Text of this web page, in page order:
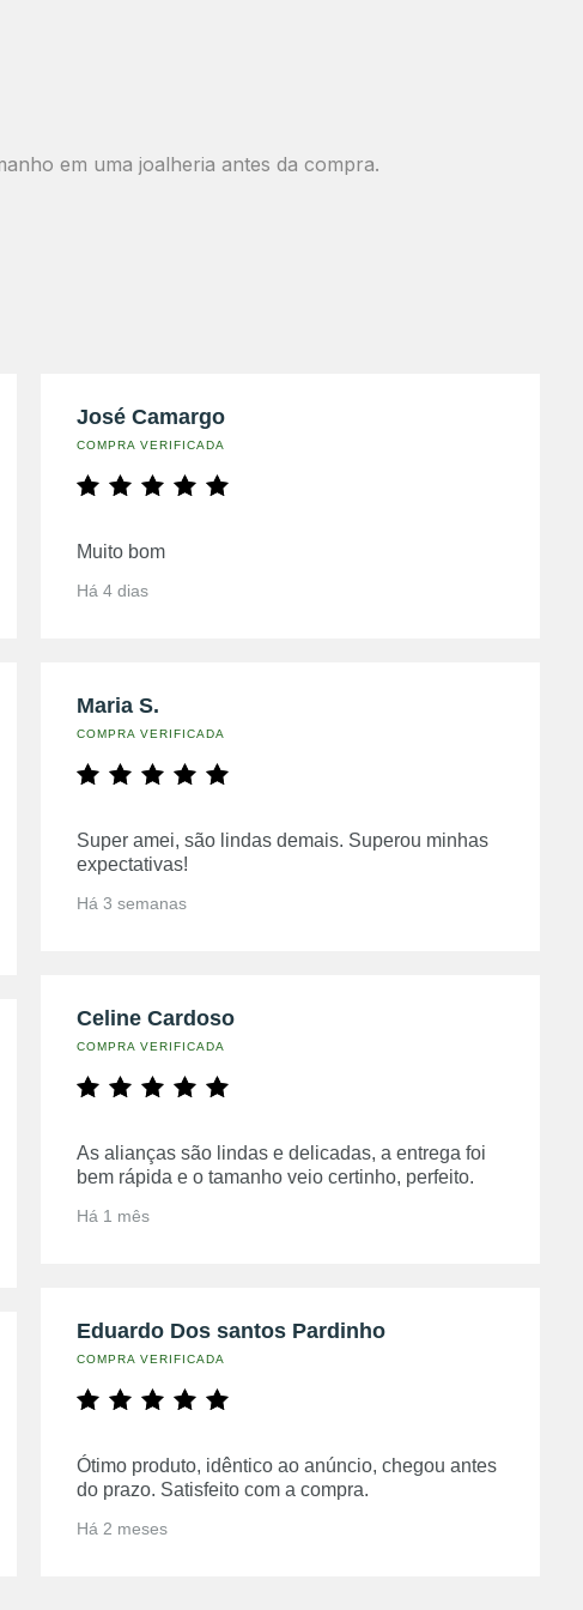
em uma joalheria antes da compra.
José Camargo
COMPRA VERIFICADA
Muito bom
Há 4 dias
Maria S.
COMPRA VERIFICADA
Super amei, são lindas demais. Superou minhas
expectativas!
Há 3 semanas
Celine Cardoso
COMPRA VERIFICADA
As alianças são lindas e delicadas, a entrega foi
bem rápida e o tamanho veio certinho, perfeito.
Há 1 mês
Eduardo Dos santos Pardinho
COMPRA VERIFICADA
Ótimo produto, idêntico ao anúncio, chegou antes
do prazo. Satisfeito com a compra.
Há 2 meses